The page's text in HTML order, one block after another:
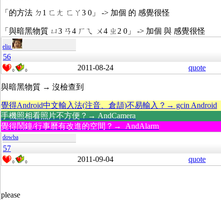
「的方法 ㄉ1 ㄈㄤ ㄈㄚ3 0」 -> 加個 的 感覺很怪
「與暗黑物質 ㄩ3 ㄢ4 ㄏㄟ ㄨ4 ㄓ2 0」 -> 加個 與 感覺很怪
eliu
56
0 0 2011-08-24 quote
與暗黑物質 → 沒檢查到
覺得Android中文輸入法(注音、倉頡)不易輸入？→ gcin Android
手機照相看照片不方便？→ AndCamera
覺得鬧鐘/行事曆有改進的空間？→ AndAlarm
dowba
57
0 0 2011-09-04 quote
please